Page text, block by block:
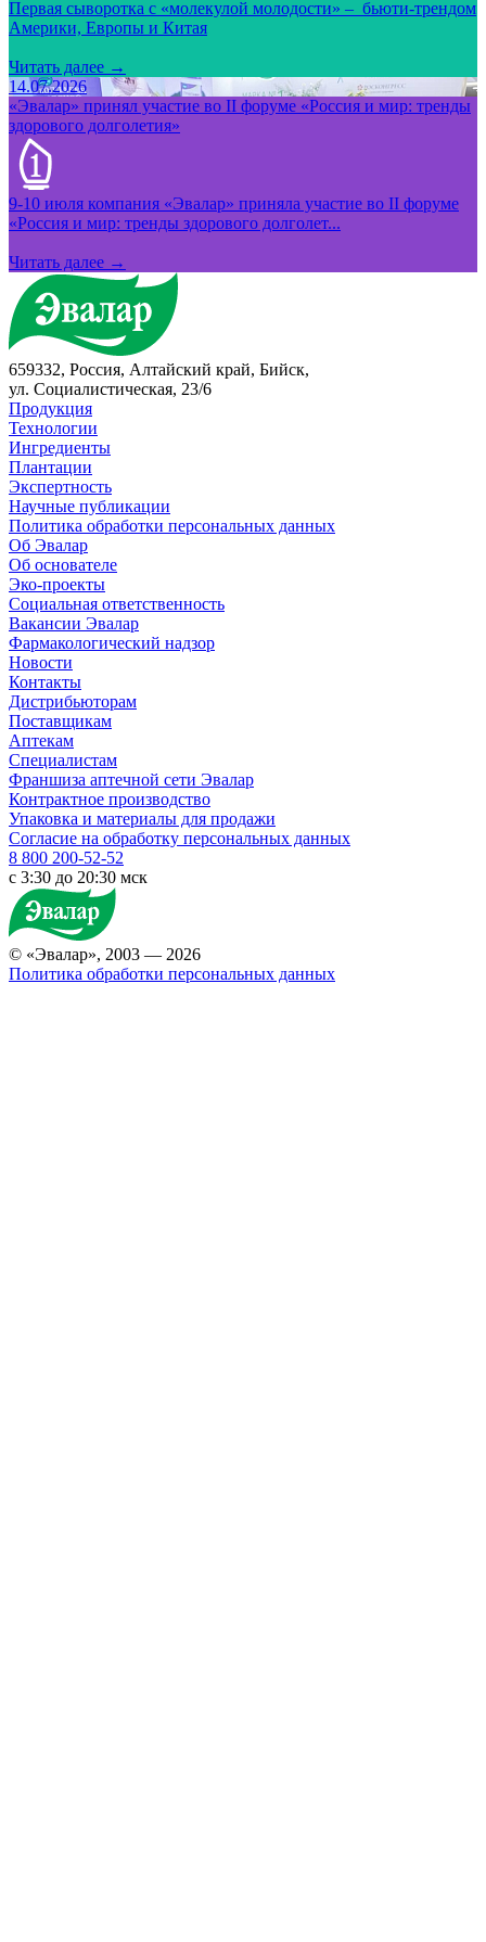
Первая сыворотка с «молекулой молодости» – бьюти-трендом
Америки, Европы и Китая
Читать далее →
14.07.2026
«Эвалар» принял участие во II форуме «Россия и мир: тренды
здорового долголетия»
9-10 июля компания «Эвалар» приняла участие во II форуме
«Россия и мир: тренды здорового долголет...
Читать далее →
659332, Россия, Алтайский край, Бийск,
ул. Социалистическая, 23/6
Продукция
Технологии
Ингредиенты
Плантации
Экспертность
Научные публикации
Политика обработки персональных данных
Об Эвалар
Об основателе
Эко-проекты
Социальная ответственность
Вакансии Эвалар
Фармакологический надзор
Новости
Контакты
Дистрибьюторам
Поставщикам
Аптекам
Специалистам
Франшиза аптечной сети Эвалар
Контрактное производство
Упаковка и материалы для продажи
Согласие на обработку персональных данных
8 800 200-52-52
c 3:30 до 20:30 мск
© «Эвалар», 2003 — 2026
Политика обработки персональных данных